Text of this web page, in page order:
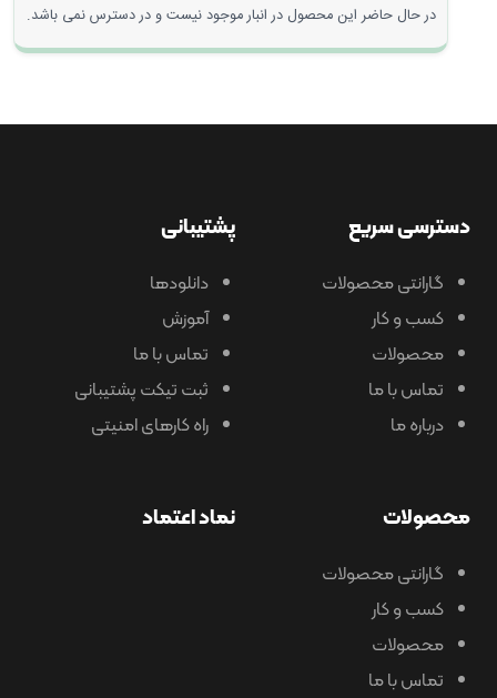
در حال حاضر این محصول در انبار موجود نیست و در دسترس نمی باشد.
سریع
گارانتی محصولات
کسب و کار
محصولات
تماس با ما
درباره ما
پشتیبانی
دانلودها
آموزش
تماس با ما
ثبت تیکت پشتیبانی
راه کارهای امنیتی
گارانتی محصولات
کسب و کار
محصولات
تماس با ما
نماد اعتماد